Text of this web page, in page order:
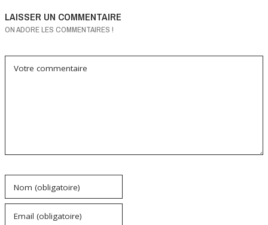
LAISSER UN COMMENTAIRE
ON ADORE LES COMMENTAIRES !
Votre commentaire
Nom (obligatoire)
Email (obligatoire)